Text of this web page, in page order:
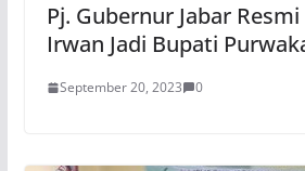
Pj. Gubernur Jabar
Irwan Jadi Bupati
September 20, 2023 0